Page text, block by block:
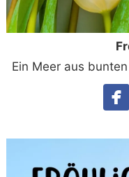
Ein Meer aus